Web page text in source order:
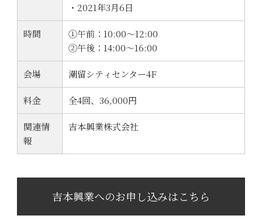
・2021年3月6日
時間
①午前：10:00〜12:00
②午後：14:00〜16:00
会場 潮留シティセンター4F
料金 全4回、36,000円
関連情
報
吉本興業株式会社
吉本興業へのお申し込みはこちら